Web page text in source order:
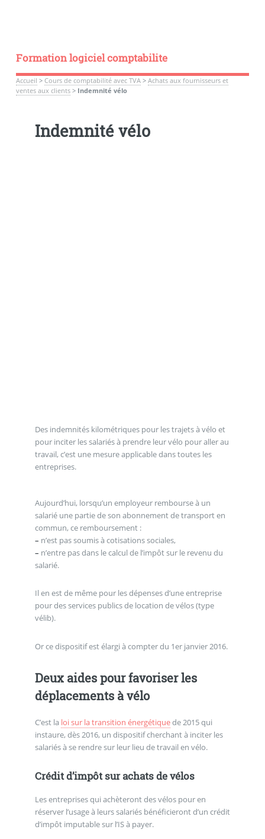
Formation logiciel comptabilite
Accueil > Cours de comptabilité avec TVA> Achats aux fournisseurs et
ventes aux clients> Indemnité vélo
Indemnité vélo
Des indemnités kilométriques pour les trajets à vélo et
pour inciter les salariés à prendre leur vélo pour aller au
travail, c’est une mesure applicable dans toutes les
entreprises.
Aujourd’hui, lorsqu’un employeur rembourse à un
salarié une partie de son abonnement de transport en
commun, ce remboursement :
– n’est pas soumis à cotisations sociales,
– n’entre pas dans le calcul de l’impôt sur le revenu du
salarié.
Il en est de même pour les dépenses d’une entreprise
pour des services publics de location de vélos (type
vélib).
Or ce dispositif est élargi à compter du 1er janvier 2016.
Deux aides pour favoriser les
déplacements à vélo
C’est la loi sur la transition énergétiquede 2015 qui
instaure, dès 2016, un dispositif cherchant à inciter les
salariés à se rendre sur leur lieu de travail en vélo.
Crédit d’impôt sur achats de vélos
Les entreprises qui achèteront des vélos pour en
réserver l’usage à leurs salariés bénéficieront d’un crédit
d’impôt imputable sur l’IS à payer.